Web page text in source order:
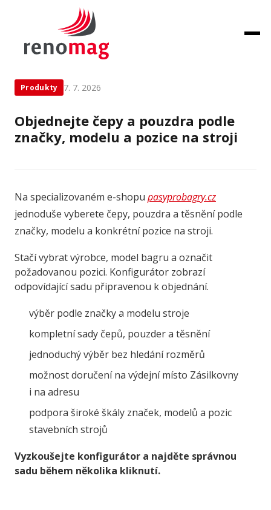
← Zpět na novinky
Produkty 7. 7. 2026
Objednejte čepy a pouzdra podle
značky, modelu a pozice na stroji
Na specializovaném e-shopu pasyprobagry.cz
jednoduše vyberete čepy, pouzdra a těsnění podle
značky, modelu a konkrétní pozice na stroji.
Stačí vybrat výrobce, model bagru a označit
požadovanou pozici. Konfigurátor zobrazí
odpovídající sadu připravenou k objednání.
výběr podle značky a modelu stroje
kompletní sady čepů, pouzder a těsnění
jednoduchý výběr bez hledání rozměrů
možnost doručení na výdejní místo Zásilkovny
i na adresu
podpora široké škály značek, modelů a pozic
stavebních strojů
Vyzkoušejte konfigurátor a najděte správnou
sadu během několika kliknutí.